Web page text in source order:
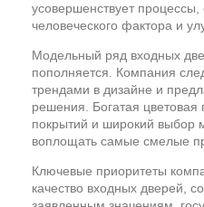
усовершенствует
человеческого фактора и
Модельный ряд входных
пополняется. Компания
трендами в дизайне и
решения. Богатая
покрытий и широкий выбор
воплощать самые смелые
Ключевые приоритеты
качество входных дверей,